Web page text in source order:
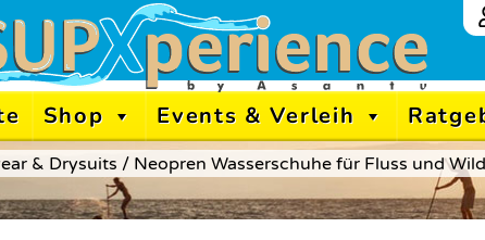
Shop Events & Verleih
& Drysuits / Neopren Wasserschuhe für Fluss und